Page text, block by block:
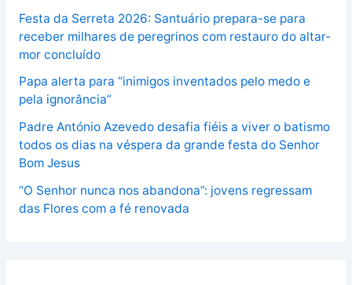
Festa da Serreta 2026: Santuário prepara-se para
receber milhares de peregrinos com restauro do altar-
mor concluído
Papa alerta para “inimigos inventados pelo medo e
pela ignorância”
Padre António Azevedo desafia fiéis a viver o batismo
todos os dias na véspera da grande festa do Senhor
Bom Jesus
“O Senhor nunca nos abandona”: jovens regressam
das Flores com a fé renovada